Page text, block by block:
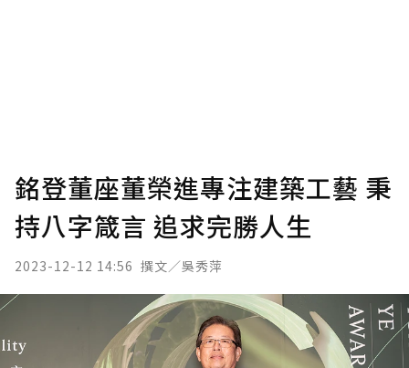
銘登董座董榮進專注建築工藝 秉
持八字箴言 追求完勝人生
2023-12-12 14:56 撰文／吳秀萍